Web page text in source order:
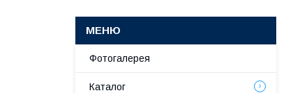
Фотогалерея
Каталог